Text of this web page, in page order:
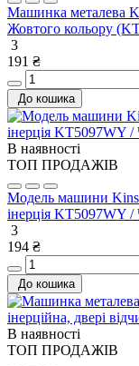
Машинка металева
Жовтого кольору
3
191 ₴
До кошика
В наявності
ТОП ПРОДАЖІВ
Модель машини
інерція KT5097WY /
3
194 ₴
До кошика
В наявності
ТОП ПРОДАЖІВ